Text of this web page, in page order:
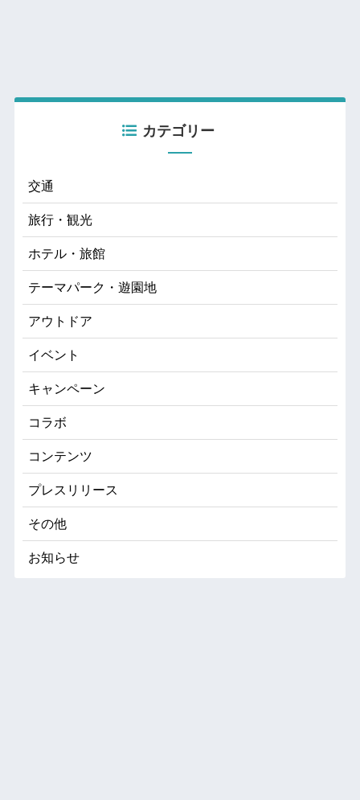
カテゴリー
交通
旅行・観光
ホテル・旅館
テーマパーク・遊園地
アウトドア
イベント
キャンペーン
コラボ
コンテンツ
プレスリリース
その他
お知らせ